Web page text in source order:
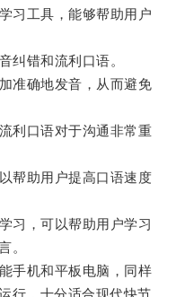
工具，能够帮助用户
错和流利口语。
确地发音，从而避免
口语对于沟通非常重
助用户提高口语速度
，可以帮助用户学习
。
机和平板电脑，同样